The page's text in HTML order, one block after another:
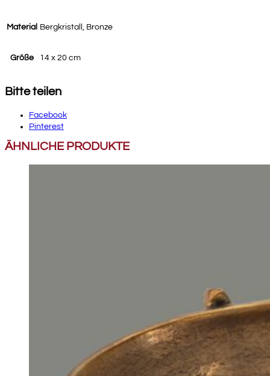
Material Bergkristall, Bronze
Größe 14 x 20 cm
Bitte teilen
Facebook
Pinterest
ÄHNLICHE PRODUKTE